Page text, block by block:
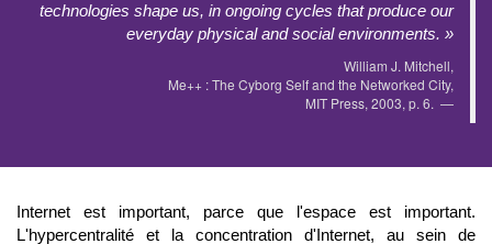
technologies shape us, in ongoing cycles that produce our
everyday physical and social environments. »
William J. Mitchell,
Me++ : The Cyborg Self and the Networked City,
MIT Press, 2003, p. 6.
Internet est important, parce que l'espace est important.
L'hypercentralité et la concentration d'Internet, au sein de